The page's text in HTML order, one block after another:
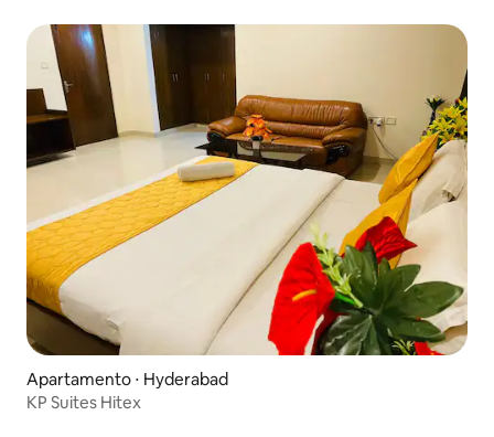
Apartamento ⋅ Hyderabad
KP Suites Hitex